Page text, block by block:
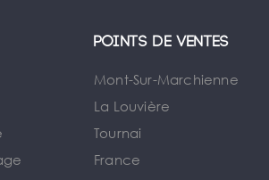
Points de ventes
Mont-Sur-Marchienne
La Louvière
Tournai
France